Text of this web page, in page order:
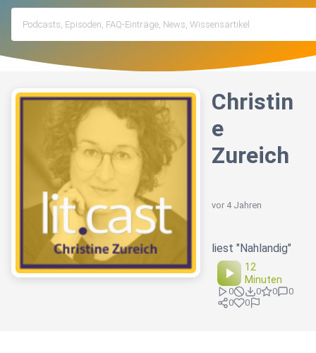
Christin
e
Zureich
vor 4 Jahren
liest "Nahlandig"
12
Minuten
0 0 0
0
0
0